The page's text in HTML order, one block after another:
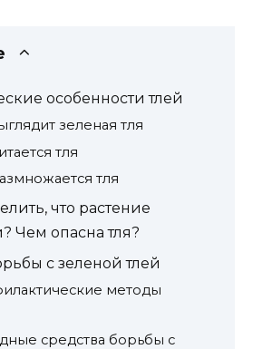
особенности тлей
зеленая тля
тля
тля
что растение
Чем опасна тля?
с зеленой тлей
методы
средства борьбы с